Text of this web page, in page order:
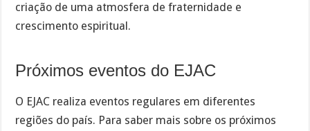
criação de uma atmosfera de fraternidade e
crescimento espiritual.
Próximos eventos do EJAC
O EJAC realiza eventos regulares em diferentes
regiões do país. Para saber mais sobre os próximos